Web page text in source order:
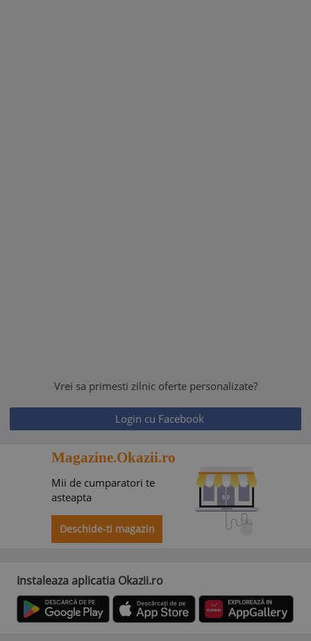
Vrei sa primesti zilnic oferte personalizate?
Login cu Facebook
Magazine.Okazii.ro
Mii de cumparatori te
asteapta
Deschide-ti magazin
Instaleaza aplicatia Okazii.ro